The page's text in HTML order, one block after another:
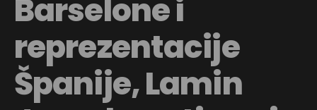
Barselone i
reprezentacije
Španije, Lamin